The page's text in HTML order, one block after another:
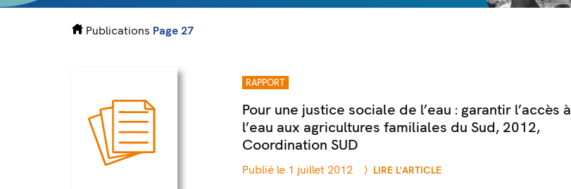
Publications Page 27
RAPPORT
Pour une justice sociale de l’eau : garantir l’accès à
l’eau aux agricultures familiales du Sud, 2012,
Coordination SUD
Publié le 1 juillet 2012 LIRE L'ARTICLE